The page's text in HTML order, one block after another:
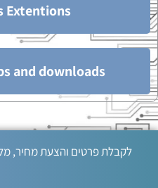
Extentions
and downloads
לקבלת פרטים והצעת מחיר,